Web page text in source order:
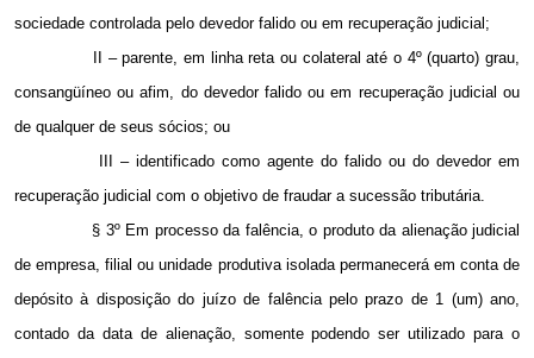
sociedade controlada pelo devedor falido ou em recuperação judicial;
II – parente, em linha reta ou colateral até o 4º (quarto) grau,
consangüíneo ou afim, do devedor falido ou em recuperação judicial ou
de qualquer de seus sócios; ou
III – identificado como agente do falido ou do devedor em
recuperação judicial com o objetivo de fraudar a sucessão tributária.
§ 3º Em processo da falência, o produto da alienação judicial
de empresa, filial ou unidade produtiva isolada permanecerá em conta de
depósito à disposição do juízo de falência pelo prazo de 1 (um) ano,
contado da data de alienação, somente podendo ser utilizado para o